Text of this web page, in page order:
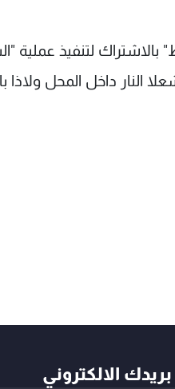
بالاشتراك لتنفيذ عملية
النار داخل المحل ولاذا
الالكتروني